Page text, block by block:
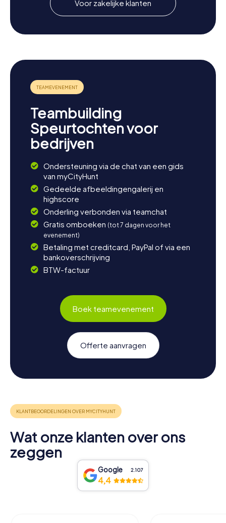
Na een spannende speurtocht in Nymburk heb je de
mogelijkheid om de omgeving verder te verkennen. De
stad ligt schilderachtig aan de Elbe en biedt tal van
van jugendstil-architectuur, of geniet van de rust in een
van de vele parken van de stad. Als je meer over de regio
wilt leren, is een bezoek aan een van de nabijgelegen
musea de moeite waard. Sluit de dag af met een heerlijk
op de spannende ervaringen van je speurtocht in
Nymburk.
Voor zakelijke klanten
Teambuilding
Speurtochten voor
bedrijven
Ondersteuning via de chat van een gids
van myCityHunt
Gedeelde afbeeldingengalerij en
highscore
Onderling verbonden via teamchat
Gratis omboeken (tot 7 dagen voor het
evenement)
Betaling met creditcard, PayPal of via een
bankoverschrijving
BTW-factuur
Boek teamevenement
Offerte aanvragen
Wat onze klanten over ons
zeggen
Google 2.107
4,4